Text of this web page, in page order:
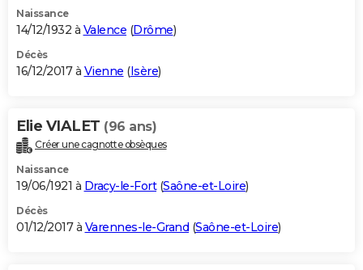
Naissance
14/12/1932 à Valence (Drôme)
Décès
16/12/2017 à Vienne (Isère)
Elie VIALET (96 ans)
Créer une cagnotte obsèques
Naissance
19/06/1921 à Dracy-le-Fort(Saône-et-Loire)
Décès
01/12/2017 à Varennes-le-Grand (Saône-et-Loire)